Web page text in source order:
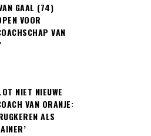
GAAL (74)
VOOR
VAN
NIET NIEUWE
VAN ORANJE:
ALS